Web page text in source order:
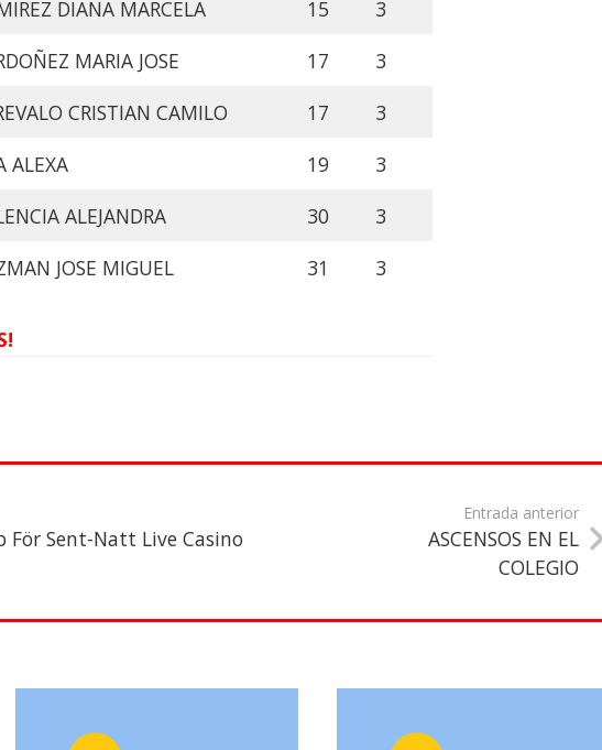
DIANA MARCELA
15
3
MARIA JOSE
17
3
CRISTIAN CAMILO
17
3
ALEXA
19
3
ALEJANDRA
30
3
JOSE MIGUEL
31 3
För Sent-Natt Live Casino
Entrada anterior
ASCENSOS EN EL
COLEGIO